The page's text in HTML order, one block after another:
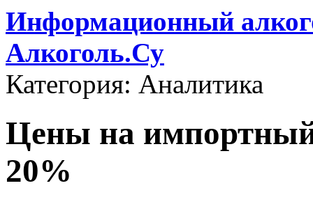
Информационный
Алкоголь.Су
Категория: Аналитика
Цены на импортный
20%